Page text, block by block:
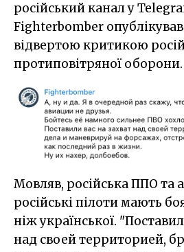
російський канал у
Fighterbomber опублікував
відвертою критикою
протиповітряної оборони.
Мовляв, російська ППО та
російські пілоти мають
ніж української.
над своей территорией,